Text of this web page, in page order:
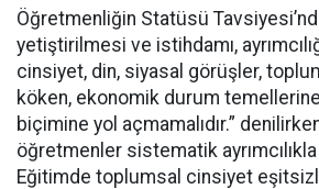
Öğretmenliğin Statüsü
yetiştirilmesi ve istihdamı,
cinsiyet, din, siyasal görüşler,
köken, ekonomik durum
biçimine yol açmamalıdır.”
öğretmenler sistematik ayrımcılıkla
Eğitimde toplumsal cinsiyet